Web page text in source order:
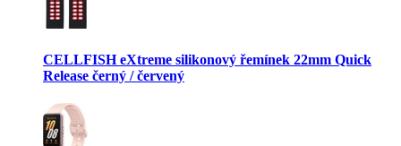
CELLFISH eXtreme silikonový řemínek 22mm Quick
Release černý / červený